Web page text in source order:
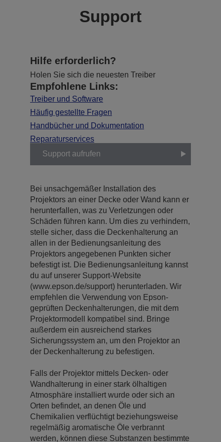
Support
Hilfe erforderlich?
Holen Sie sich die neuesten Treiber
Empfohlene Links:
Treiber und Software
Häufig gestellte Fragen
Handbücher und Dokumentation
Reparaturservices
Support aufrufen
Bei unsachgemäßer Installation des
Projektors an einer Decke oder Wand kann er
herunterfallen, was zu Verletzungen oder
Schäden führen kann. Um dies zu verhindern,
stelle sicher, dass die Deckenhalterung an
allen in der Bedienungsanleitung des
Projektors angegebenen Punkten sicher
befestigt ist. Die Bedienungsanleitung kannst
du auf unserer Support-Website
(www.epson.de/support) herunterladen. Wir
empfehlen die Verwendung von Epson-
geprüften Deckenhalterungen, die mit dem
Projektormodell kompatibel sind. Bringe
außerdem ein ausreichend starkes
Sicherungssystem an, um den Projektor an
der Deckenhalterung zu befestigen.
Falls der Projektor mittels Decken- oder
Wandhalterung in einer stark ölhaltigen
Atmosphäre installiert wurde oder sich an
Orten befindet, an denen Öle und
Chemikalien verflüchtigt beziehungsweise
regelmäßig aromatische Öle verbrannt
werden, können diese Substanzen bestimmte